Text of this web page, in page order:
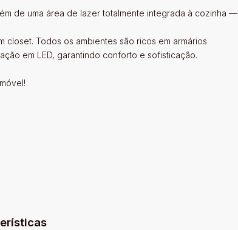
de uma área de lazer totalmente integrada à cozinha —
closet. Todos os ambientes são ricos em armários
em LED, garantindo conforto e sofisticação.